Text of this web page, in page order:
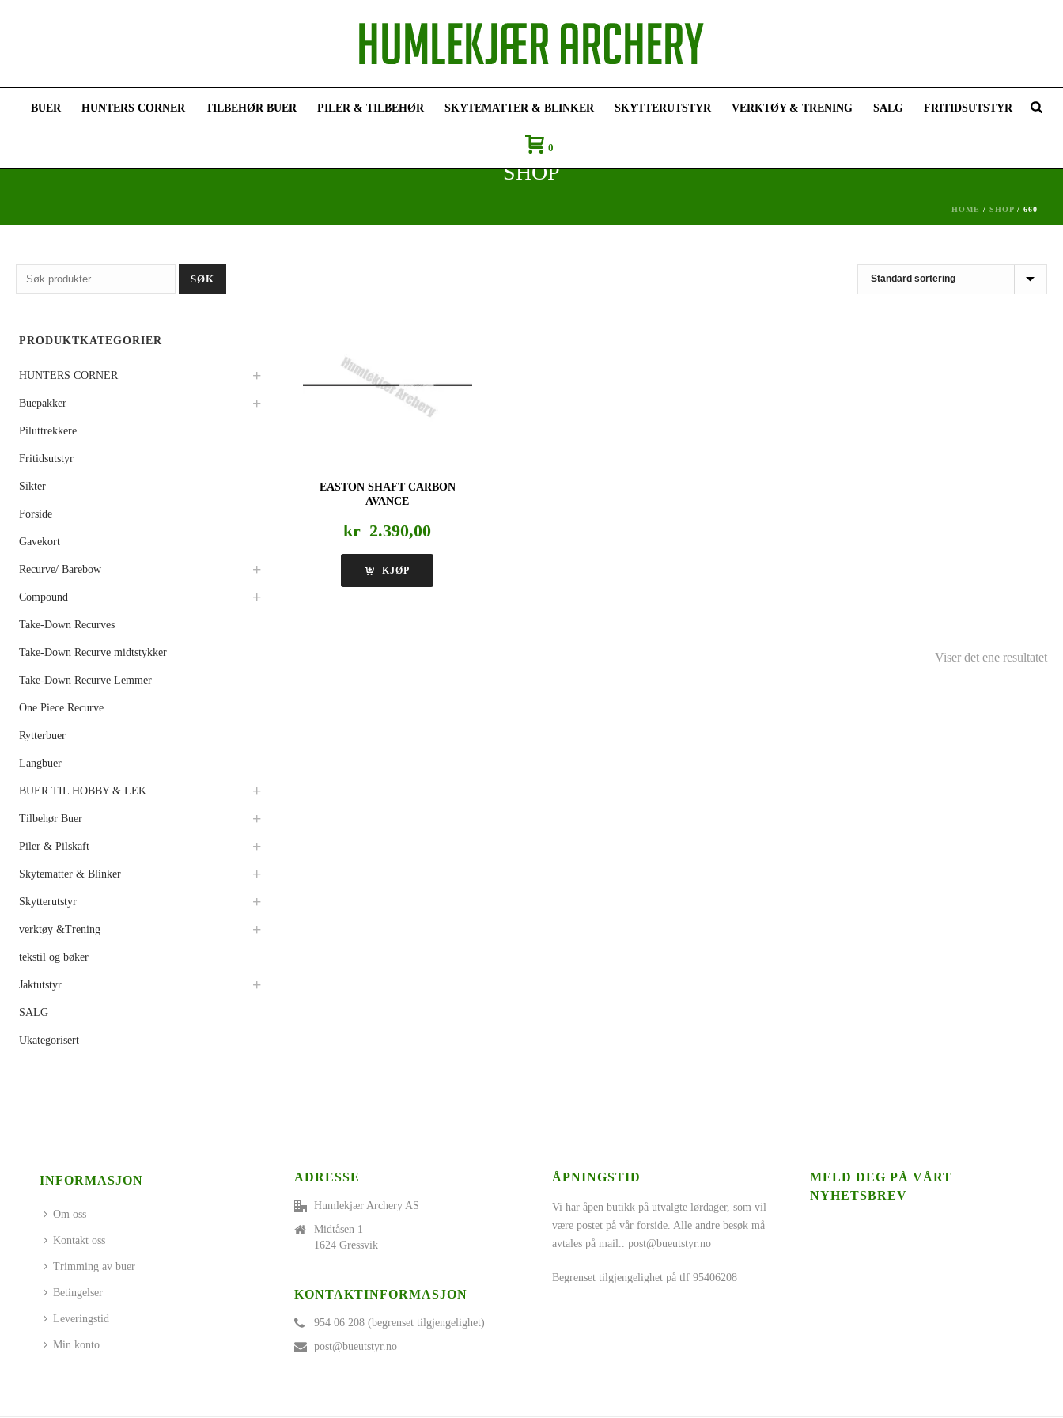
BUER HUNTERS CORNER TILBEHØR BUER PILER & TILBEHØR SKYTEMATTER & BLINKER SKYTTERUTSTYR VERKTØY & TRENING SALG FRITIDSUTSTYR
0
SHOP
HOME / SHOP / 660
EASTON SHAFT CARBON
AVANCE
kr 2.390,00
KJØP
Viser det ene resultatet
Søk
etter:
SØK
PRODUKTKATEGORIER
HUNTERS CORNER
Buepakker
Piluttrekkere
Fritidsutstyr
Sikter
Forside
Gavekort
Recurve/ Barebow
Compound
Take-Down Recurves
Take-Down Recurve midtstykker
Take-Down Recurve Lemmer
One Piece Recurve
Rytterbuer
Langbuer
BUER TIL HOBBY & LEK
Tilbehør Buer
Piler & Pilskaft
Skytematter & Blinker
Skytterutstyr
verktøy &Trening
tekstil og bøker
Jaktutstyr
SALG
Ukategorisert
INFORMASJON
Om oss
Kontakt oss
Trimming av buer
Betingelser
Leveringstid
Min konto
ADRESSE
Humlekjær Archery AS
Midtåsen 1
1624 Gressvik
KONTAKTINFORMASJON
954 06 208 (begrenset tilgjengelighet)
post@bueutstyr.no
ÅPNINGSTID
Vi har åpen butikk på utvalgte lørdager, som vil
være postet på vår forside. Alle andre besøk må
avtales på mail..post@bueutstyr.no
Begrenset tilgjengelighet på tlf 95406208
MELD DEG PÅ VÅRT
NYHETSBREV